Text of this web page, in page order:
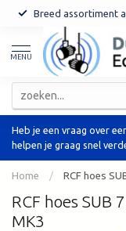
Breed assortiment
MENU
Heb je een vraag over
helpen je graag snel
Home / RCF hoes
RCF hoes SUB
MK3